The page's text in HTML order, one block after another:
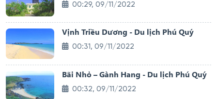
00:29, 09/11/2022
Vịnh Triều Dương - Du lịch Phú Quý
00:31, 09/11/2022
Bãi Nhỏ – Gành Hang - Du lịch Phú Quý
00:32, 09/11/2022